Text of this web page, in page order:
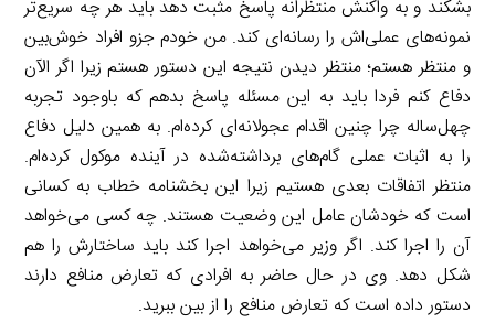
بشکند و به واکنش منتظرانه پاسخ مثبت دهد باید هر چه سریع‌تر
نمونه‌های عملی‌اش را رسانه‌ای کند. من خودم جزو افراد خوش‌بین
و منتظر هستم؛ منتظر دیدن نتیجه این دستور هستم زیرا اگر الآن
دفاع کنم فردا باید به این مسئله پاسخ بدهم که باوجود تجربه
چهل‌ساله چرا چنین اقدام عجولانه‌ای کرده‌ام. به همین دلیل دفاع
را به اثبات عملی گام‌های برداشته‌شده در آینده موکول کرده‌ام.
منتظر اتفاقات بعدی هستیم زیرا این بخشنامه خطاب به کسانی
است که خودشان عامل این وضعیت هستند. چه کسی می‌خواهد
آن را اجرا کند. اگر وزیر می‌خواهد اجرا کند باید ساختارش را هم
شکل دهد. وی در حال حاضر به افرادی که تعارض منافع دارند
دستور داده است که تعارض منافع را از بین ببرید.